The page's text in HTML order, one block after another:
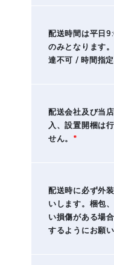
配送時間は平日
のみとなります
達不可 / 時間指
配送会社及び当
入、設置開梱は
せん。*
配送時に必ず外
いします。梱包
い損傷がある場
するようにお願い